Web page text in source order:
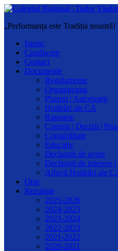
„Performanța este Tradiția
Istoric
Conducere
Contact
Documente
Regulamente
Organigrama
Planuri | Autorizații
Hotărâri ale CA
Rapoarte
Comisii | Decizii |
Contabilitate
Educativ
Declarații de avere
Declarații de interese
Arhivă Hotărâri ale
Orar
Rezultate
2025-2026
2024-2025
2023-2024
2022-2023
2021-2022
2020-2021